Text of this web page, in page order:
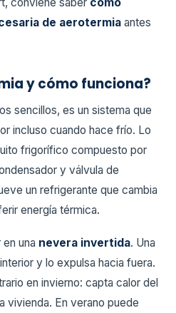
de aerotermia antes
y cómo funciona?
sencillos, es un sistema que
incluso cuando hace frío. Lo
frigorífico compuesto por
y válvula de
un refrigerante que cambia
energía térmica.
una nevera invertida. Una
y lo expulsa hacia fuera.
en invierno: capta calor del
vivienda. En verano puede